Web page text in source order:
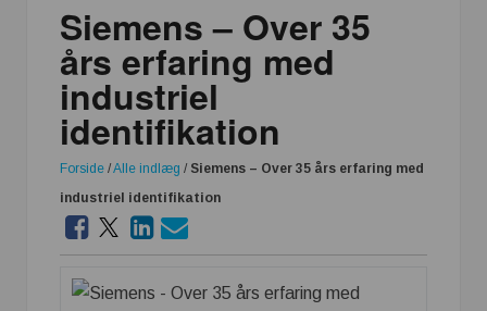
Siemens – Over 35
års erfaring med
industriel
identifikation
Forside /Alle indlæg / Siemens – Over 35 års erfaring med
industriel identifikation